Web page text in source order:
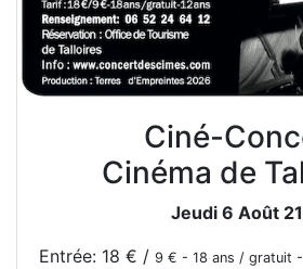
Ciné-
Cinéma de
Jeudi 6 Août
Entrée: 18 € / 9 € - 18 ans / gratuit -